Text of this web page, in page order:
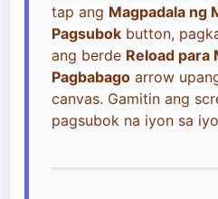
tap ang Magpadala ng
Pagsubok button,
ang berde Reload para
Pagbabago arrow
canvas. Gamitin ang
pagsubok na iyon sa